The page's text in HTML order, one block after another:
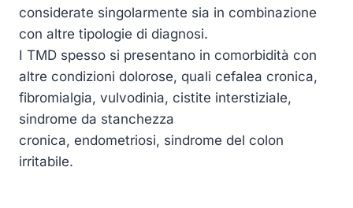
considerate singolarmente sia in combinazione
con altre tipologie di diagnosi.
I TMD spesso si presentano in comorbidità con
altre condizioni dolorose, quali cefalea cronica,
fibromialgia, vulvodinia, cistite interstiziale,
sindrome da stanchezza
cronica, endometriosi, sindrome del colon
irritabile.